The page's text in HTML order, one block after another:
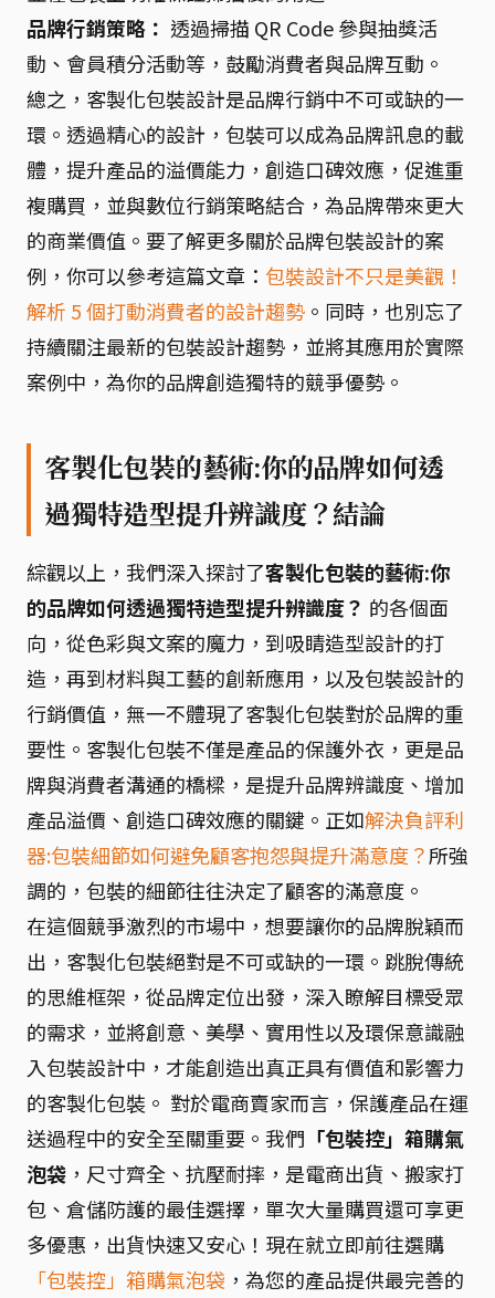
品牌行銷策略： 透過掃描 QR Code 參與抽獎活
動、會員積分活動等，鼓勵消費者與品牌互動。
總之，客製化包裝設計是品牌行銷中不可或缺的一
環。透過精心的設計，包裝可以成為品牌訊息的載
體，提升產品的溢價能力，創造口碑效應，促進重
複購買，並與數位行銷策略結合，為品牌帶來更大
的商業價值。要了解更多關於品牌包裝設計的案
例，你可以參考這篇文章： 包裝設計不只是美觀！
解析 5 個打動消費者的設計趨勢 。同時，也別忘了
持續關注最新的包裝設計趨勢，並將其應用於實際
案例中，為你的品牌創造獨特的競爭優勢。
客製化包裝的藝術:你的品牌如何透
過獨特造型提升辨識度？結論
綜觀以上，我們深入探討了客製化包裝的藝術:你
的品牌如何透過獨特造型提升辨識度？ 的各個面
向，從色彩與文案的魔力，到吸睛造型設計的打
造，再到材料與工藝的創新應用，以及包裝設計的
行銷價值，無一不體現了客製化包裝對於品牌的重
要性。客製化包裝不僅是產品的保護外衣，更是品
牌與消費者溝通的橋樑，是提升品牌辨識度、增加
產品溢價、創造口碑效應的關鍵。正如解決負評利
器:包裝細節如何避免顧客抱怨與提升滿意度？所強
調的，包裝的細節往往決定了顧客的滿意度。
在這個競爭激烈的市場中，想要讓你的品牌脫穎而
出，客製化包裝絕對是不可或缺的一環。跳脫傳統
的思維框架，從品牌定位出發，深入瞭解目標受眾
的需求，並將創意、美學、實用性以及環保意識融
入包裝設計中，才能創造出真正具有價值和影響力
的客製化包裝。 對於電商賣家而言，保護產品在運
送過程中的安全至關重要。我們 「包裝控」箱購氣
泡袋 ，尺寸齊全、抗壓耐摔，是電商出貨、搬家打
包、倉儲防護的最佳選擇，單次大量購買還可享更
多優惠，出貨快速又安心！現在就立即前往選購
「包裝控」箱購氣泡袋 ，為您的產品提供最完善的